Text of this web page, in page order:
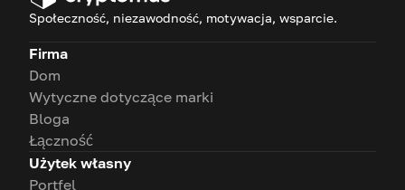
Społeczność, niezawodność, motywacja, wsparcie.
Firma
Dom
Wytyczne dotyczące marki
Bloga
Łączność
Użytek własny
Portfel